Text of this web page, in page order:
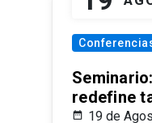
redefine
19 de